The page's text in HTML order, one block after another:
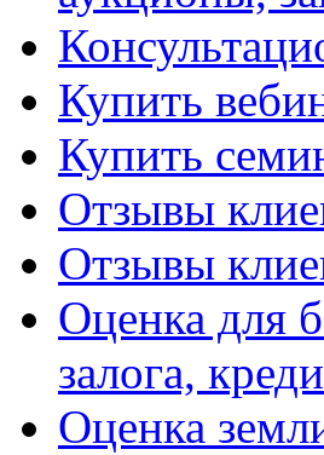
Купить
Купить
Отзывы
Отзывы
Оценка для
залога,
Оценка